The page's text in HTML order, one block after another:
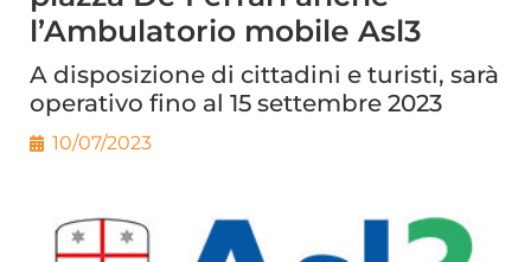
l’Ambulatorio mobile Asl3
A disposizione di cittadini e turisti, sarà
operativo fino al 15 settembre 2023
10/07/2023